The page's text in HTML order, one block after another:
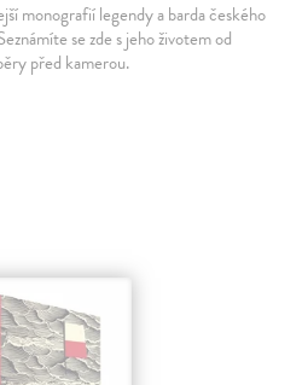
monografií legendy a barda českého
se zde s jeho životem od
před kamerou.